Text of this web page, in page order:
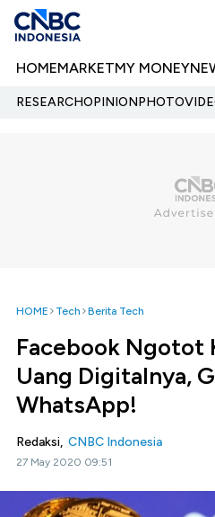
HOMEMARKETMY MONEY
RESEARCHOPINIONPHOTO
HOME Tech Berita Tech
Facebook Ngotot
Uang Digitalnya,
WhatsApp!
Redaksi, CNBC Indonesia
27 May 2020 09:51